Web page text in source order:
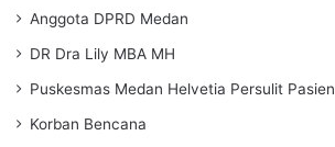
Anggota DPRD Medan
DR Dra Lily MBA MH
Puskesmas Medan Helvetia Persulit Pasien
Korban Bencana